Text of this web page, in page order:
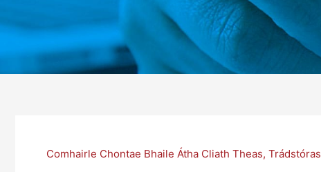
Comhairle Chontae Bhaile Átha Cliath Theas, Trádstóras